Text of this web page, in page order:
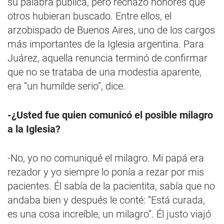
otros hubieran buscado. Entre ellos, el
arzobispado de Buenos Aires, uno de los cargos
más importantes de la Iglesia argentina. Para
Juárez, aquella renuncia terminó de confirmar
que no se trataba de una modestia aparente,
era “un humilde serio”, dice.
-¿Usted fue quien comunicó el posible milagro
a la Iglesia?
-No, yo no comuniqué el milagro. Mi papá era
rezador y yo siempre lo ponía a rezar por mis
pacientes. Él sabía de la pacientita, sabía que no
andaba bien y después le conté: “Está curada,
es una cosa increíble, un milagro”. Él justo viajó